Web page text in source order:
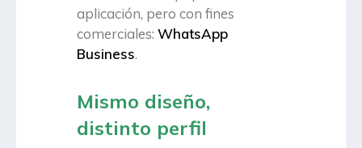
aplicación, pero con fines
comerciales: WhatsApp
Business.
Mismo diseño,
distinto perfil